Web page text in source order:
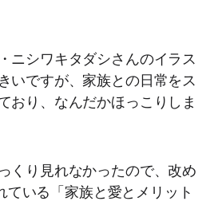
ニシワキタダシさんのイラス
いですが、家族との日常をス
おり、なんだかほっこりしま
くり見れなかったので、改め
ている「家族と愛とメリット